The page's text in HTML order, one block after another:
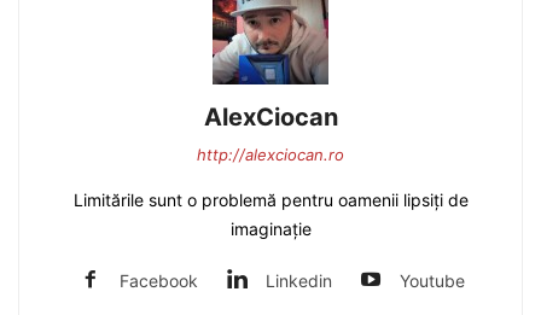
AlexCiocan
http://alexciocan.ro
Limitările sunt o problemă pentru oamenii lipsiți de
imaginație
Facebook Linkedin Youtube